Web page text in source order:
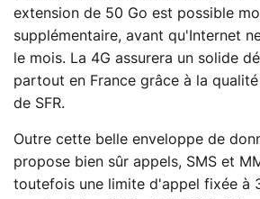
extension de 50 Go est possible
supplémentaire, avant qu'Internet
le mois. La 4G assurera un solide
partout en France grâce à la
de SFR.
Outre cette belle enveloppe de
propose bien sûr appels, SMS et
toutefois une limite d'appel fixée à